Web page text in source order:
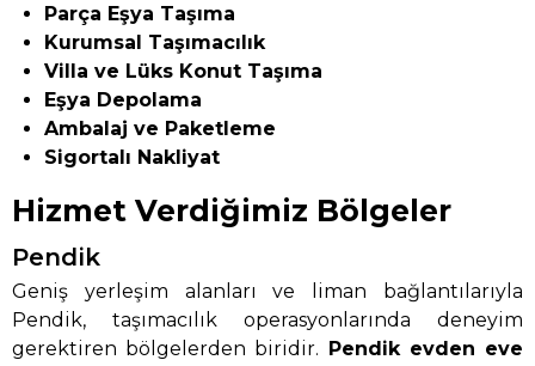
Parça Eşya Taşıma
Kurumsal Taşımacılık
Villa ve Lüks Konut Taşıma
Eşya Depolama
Ambalaj ve Paketleme
Sigortalı Nakliyat
Hizmet Verdiğimiz Bölgeler
Pendik
Geniş yerleşim alanları ve liman bağlantılarıyla
Pendik, taşımacılık operasyonlarında deneyim
gerektiren bölgelerden biridir.
Pendik evden eve